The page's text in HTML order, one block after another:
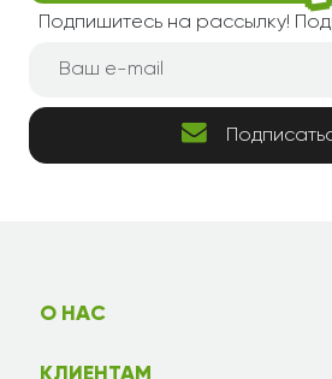
Подпишитесь на рассылку!
О НАС
КЛИЕНТАМ